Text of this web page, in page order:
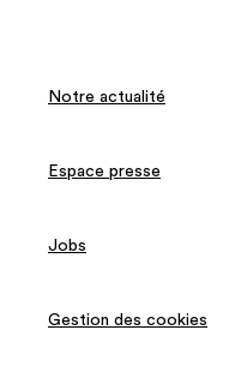
Notre actualité
Espace presse
Jobs
Gestion des cookies